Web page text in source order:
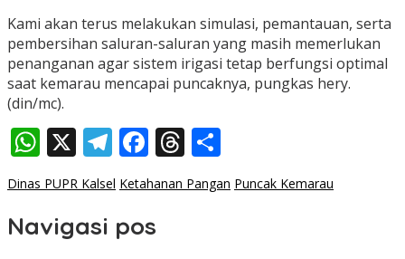
Kami akan terus melakukan simulasi, pemantauan, serta
pembersihan saluran-saluran yang masih memerlukan
penanganan agar sistem irigasi tetap berfungsi optimal
saat kemarau mencapai puncaknya, pungkas hery.
(din/mc).
WhatsApp
X Telegram
Facebook
Threads
Dinas PUPR Kalsel Ketahanan Pangan Puncak Kemarau
Navigasi pos